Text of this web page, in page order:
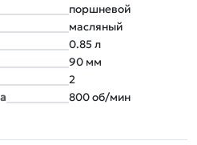
поршневой
масляный
0.85 л
90 мм
2
800 об/мин